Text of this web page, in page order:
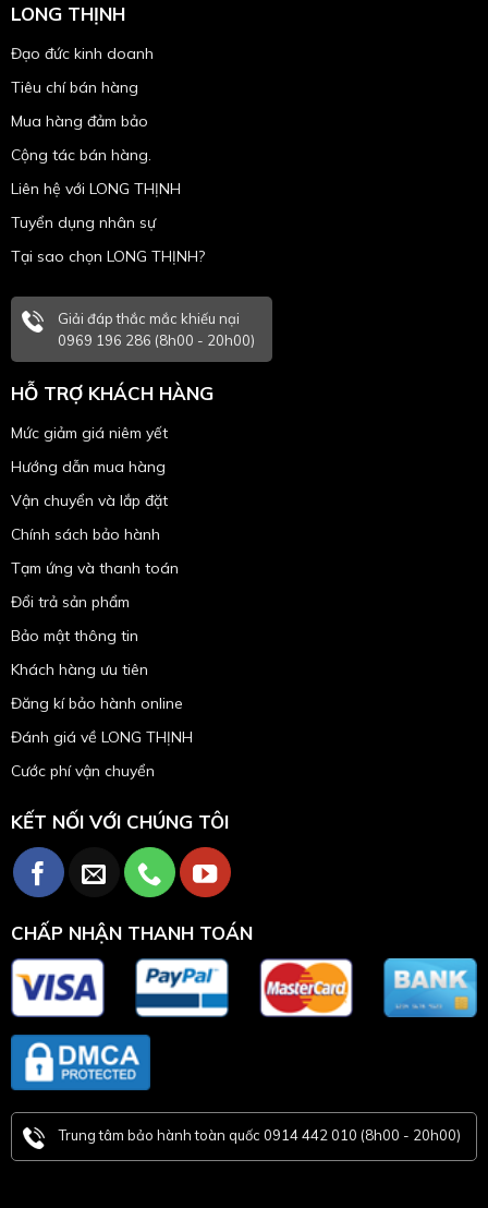
LONG THỊNH
Đạo đức kinh doanh
Tiêu chí bán hàng
Mua hàng đảm bảo
Cộng tác bán hàng.
Liên hệ với LONG THỊNH
Tuyển dụng nhân sự
Tại sao chọn LONG THỊNH?
Giải đáp thắc mắc khiếu nại
0969 196 286 (8h00 - 20h00)
HỖ TRỢ KHÁCH HÀNG
Mức giảm giá niêm yết
Hướng dẫn mua hàng
Vận chuyển và lắp đặt
Chính sách bảo hành
Tạm ứng và thanh toán
Đổi trả sản phẩm
Bảo mật thông tin
Khách hàng ưu tiên
Đăng kí bảo hành online
Đánh giá về LONG THỊNH
Cước phí vận chuyển
KẾT NỐI VỚI CHÚNG TÔI
CHẤP NHẬN THANH TOÁN
Trung tâm bảo hành toàn quốc 0914 442 010 (8h00 - 20h00)